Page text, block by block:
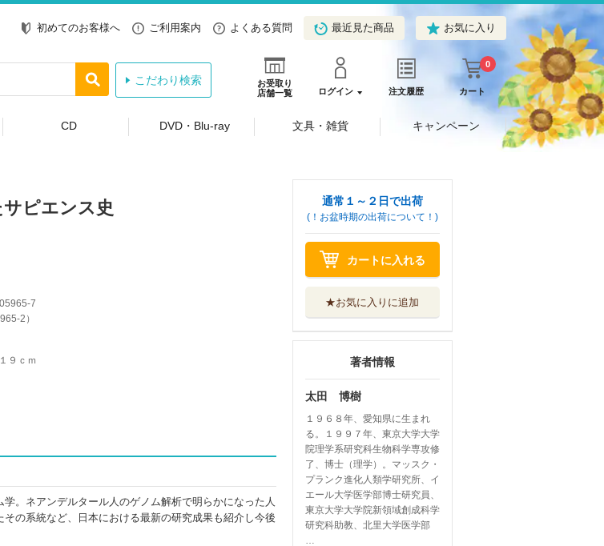
初めてのお客様へ ご利用案内 よくある質問 最近見た商品 お気に入り
お受取り
店舗一覧
ログイン 注文履歴 カート
0
こだわり検索
CD DVD・Blu-ray 文具・雑貨 キャンペーン
ピエンス史
7
2 ）
９ｃｍ
。ネアンデルタール人のゲノム解析で明らかになった人
の系統など、日本における最新の研究成果も紹介し今後
通常１～２日で出荷
(！お盆時期の出荷について！)
カートに入れる
★お気に入りに追加
著者情報
太田 博樹
１９６８年、愛知県に生まれ
る。１９９７年、東京大学大学
院理学系研究科生物科学専攻修
了、博士（理学）。マッスク・
プランク進化人類学研究所、イ
エール大学医学部博士研究員、
東京大学大学院新領域創成科学
研究科助教、北里大学医学部
…